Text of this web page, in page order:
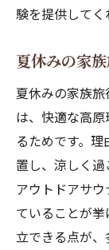
験を提供してく
夏休みの家
夏休みの家族
は、快適な高
るためです。
置し、涼しく過
アウトドアサ
ていることが
立できる点が